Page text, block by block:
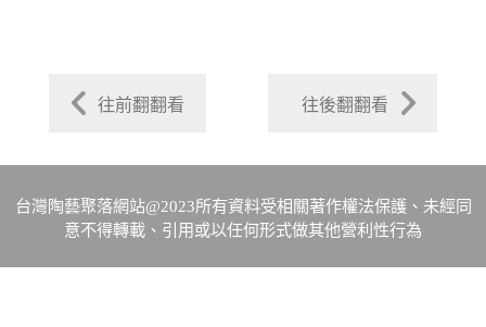
往前翻翻看 往後翻翻看
台灣陶藝聚落網站@2023所有資料受相關著作權法保護、未經同
意不得轉載、引用或以任何形式做其他營利性行為